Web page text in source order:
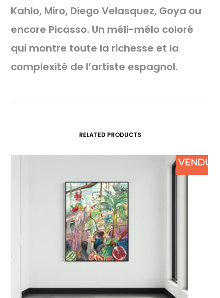
Kahlo, Miro, Diego Velasquez, Goya ou
encore Picasso. Un méli-mélo coloré
qui montre toute la richesse et la
complexité de l’artiste espagnol.
RELATED PRODUCTS
VENDU